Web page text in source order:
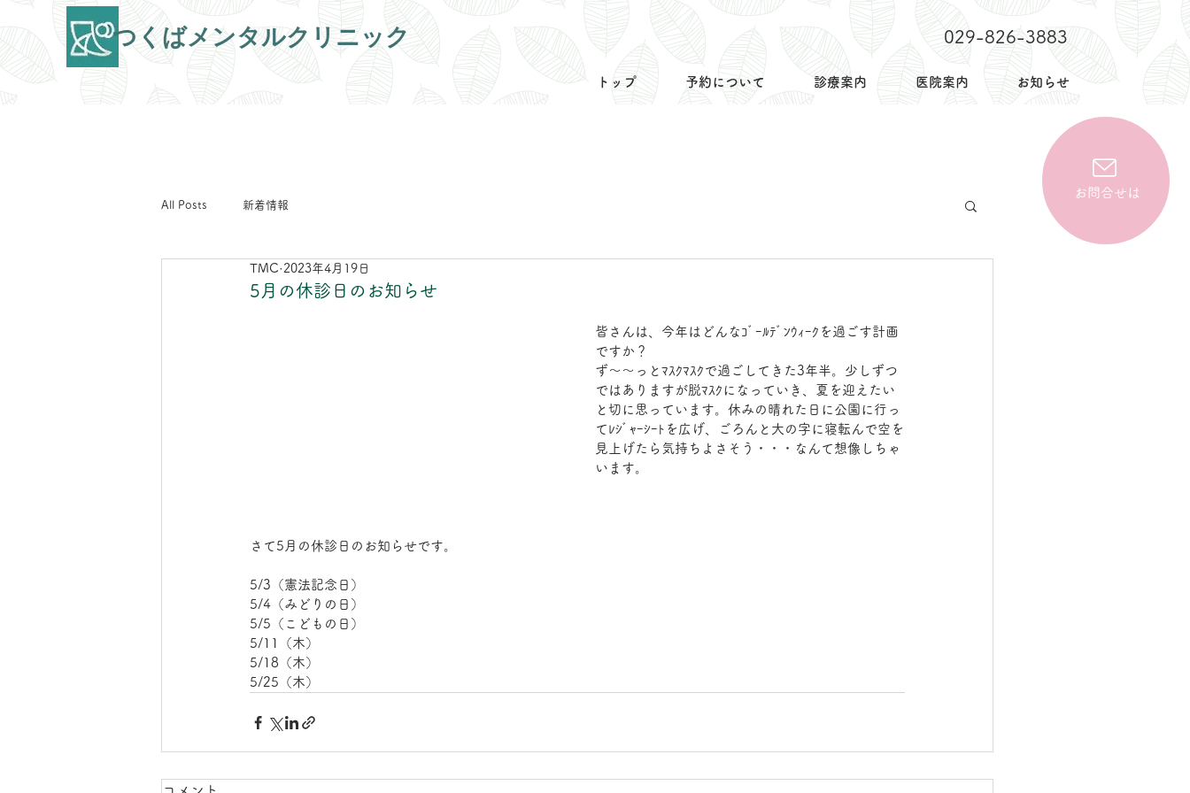
お問合せは
​つくばメンタルクリニック 029-826-3883
トップ 予約について 診療案内 医院案内 お知らせ
All Posts 新着情報
5月の休診日のお知らせ
TMC 2023年4月19日
皆さんは、今年はどんなｺﾞｰﾙﾃﾞﾝｳｨｰｸを過ごす計画
ですか？
ず～～っとﾏｽｸﾏｽｸで過ごしてきた3年半。少しずつ
ではありますが脱ﾏｽｸになっていき、夏を迎えたい
と切に思っています。休みの晴れた日に公園に行っ
てﾚｼﾞｬｰｼｰﾄを広げ、ごろんと大の字に寝転んで空を
見上げたら気持ちよさそう・・・なんて想像しちゃ
います。
さて5月の休診日のお知らせです。
5/3（憲法記念日）
5/4（みどりの日）
5/5（こどもの日）
5/11（木）
5/18（木）
5/25（木）